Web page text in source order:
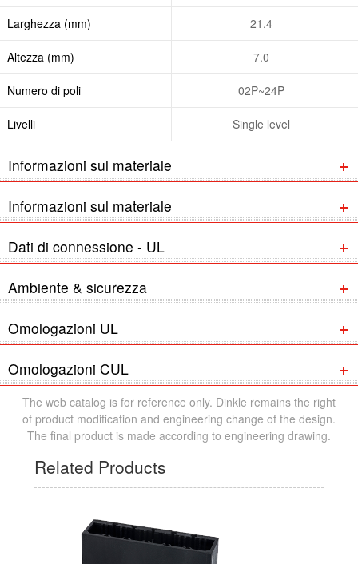
Larghezza (mm) 21.4
Altezza (mm) 7.0
Numero di poli 02P~24P
Livelli Single level
Informazioni sul materiale
Informazioni sul materiale
Dati di connessione - UL
Ambiente & sicurezza
Omologazioni UL
Omologazioni CUL
The web catalog is for reference only. Dinkle remains the right
of product modification and engineering change of the design.
The final product is made according to engineering drawing.
Related Products